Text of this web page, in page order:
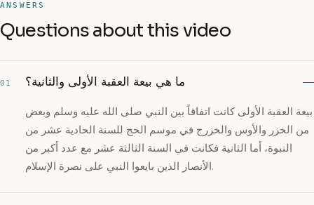
ANSWERS
Questions about this video
01 ما هي بيعة العقبة الأولى والثانية؟
بيعة العقبة الأولى كانت اتفاقاً بين النبي صلى الله عليه وسلم وبعض
من الخزر والأوس والخزرج في موسم الحج للسنة الحادية عشر من
النبوة، أما الثانية فكانت في السنة الثالثة عشر مع عدد أكبر من
الأنصار الذين بايعوا النبي على نصرة الإسلام.